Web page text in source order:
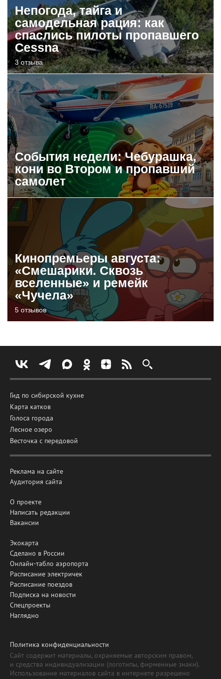
Непогода, тайга и
самодельная рация: как
спаслись пилоты пропавшего
Cessna
3 отзыва
События недели: Чебурашка,
кони во Втором и пропавший
самолет
Кинопремьеры августа:
«Смешарики. Сквозь
вселенные» и ремейк
«Чучела»
5 отзывов
Гид по сибирской кухне
Карта катков
Голоса города
Лесное озеро
Весточка с передовой
Реклама на сайте
Аудитория сайта
О проекте
Написать редакции
Вакансии
Экокарта
Сделано в России
Онлайн-табло аэропорта
Расписание электричек
Расписание поездов
Подписка на новости
Спецпроекты
Наглядно
Политика конфиденциальности
Сайт содержит материалы, охраняемые авторским правом,
и средства индивидуализации (логотипы, фирменные знаки).
Использование материалов сайта в интернете разрешено